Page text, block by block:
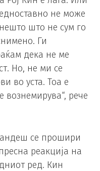
не може
што не сум го
Ги
дека не ме
Но, не ми се
во уста. Тоа е
рече
се прошири
реакција на
ред. Кин